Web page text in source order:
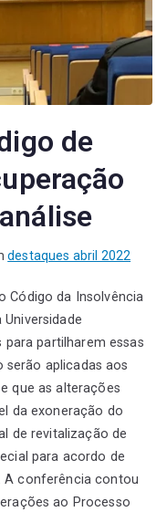
de
destaques abril 2022
Código da Insolvência
Universidade
partilharem essas
aplicadas aos
que as alterações
da exoneração do
de revitalização de
para acordo de
A conferência contou
ao Processo